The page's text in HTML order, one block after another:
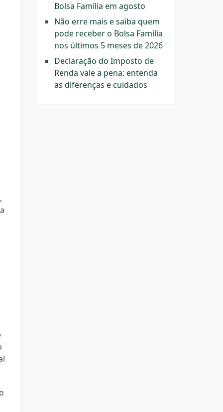
Bolsa Família em agosto
Não erre mais e saiba quem
pode receber o Bolsa Família
nos últimos 5 meses de 2026
Declaração do Imposto de
Renda vale a pena: entenda
as diferenças e cuidados